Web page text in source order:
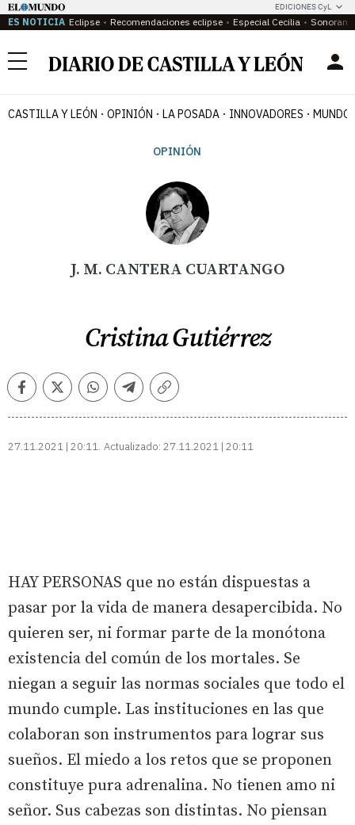
EDICIONES CyL
ES NOTICIA Eclipse Recomendaciones eclipse Especial Cecilia
Menú
CASTILLA Y LEÓN OPINIÓN LA POSADA INNOVADORES MUNDO
OPINIÓN
J. M. CANTERA CUARTANGO
Cristina Gutiérrez
FacebookTwitterWhatsappTelegramCopiar
27.11.2021 | 20:11 Actualizado: 27.11.2021 | 20:11
HAY PERSONAS que no están dispuestas a
pasar por la vida de manera desapercibida. No
quieren ser, ni formar parte de la monótona
existencia del común de los mortales. Se
niegan a seguir las normas sociales que todo el
mundo cumple. Las instituciones en las que
colaboran son instrumentos para lograr sus
sueños. El miedo a los retos que se proponen
constituye pura adrenalina. No tienen amo ni
señor. Sus cabezas son distintas. No piensan